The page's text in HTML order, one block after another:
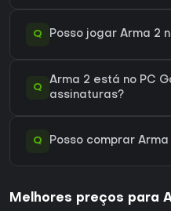
Q Posso jogar Arma 2
Q
Arma 2 está no PC
assinaturas?
Q Posso comprar
Melhores preços para